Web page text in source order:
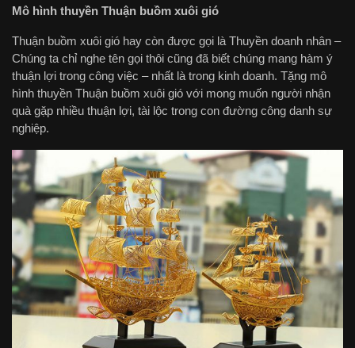
Mô hình thuyền Thuận buồm xuôi gió
Thuận buồm xuôi gió hay còn được gọi là Thuyền doanh nhân –
Chúng ta chỉ nghe tên gọi thôi cũng đã biết chúng mang hàm ý
thuận lợi trong công việc – nhất là trong kinh doanh. Tặng mô
hình thuyền Thuận buồm xuôi gió với mong muốn người nhận
quà gặp nhiều thuận lợi, tài lộc trong con đường công danh sự
nghiệp.